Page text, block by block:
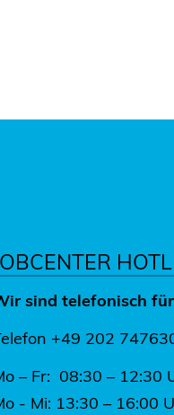
sind telefonisch
+49 202
– Fr: 08:30 – 12:30
- Mi: 13:30 – 16:00